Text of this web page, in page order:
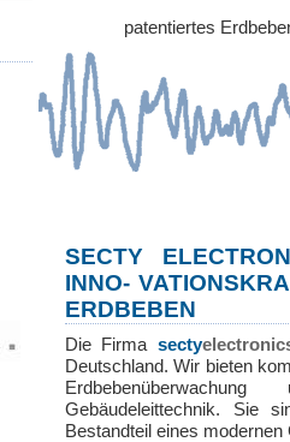
patentiertes
SECTY
INNO-
ERDBEBEN
Die Firma secty
Deutschland. Wir bieten
Gebäudeleittechnik. Sie
Bestandteil eines